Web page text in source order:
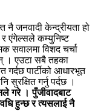
नै जनवादी केन्द्रीयता हो
र एंगेल्सले कम्युनिष्ट
सवालमा विशद चर्चा
। एउटा सबै तहका
गर्दछ पार्टीको आधारभूत
सुरक्षित गर्नु पर्दछ ।
गरे । पुँजीवादबाट
हुन्छ र त्यसलाई नै